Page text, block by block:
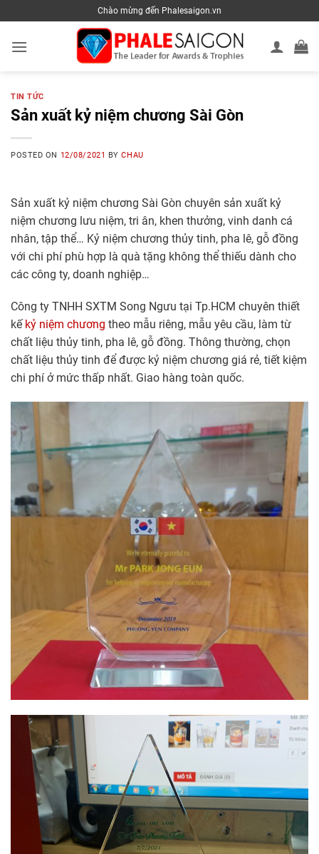
to
content
Chào mừng đến Phalesaigon.vn
TIN TỨC
Sản xuất kỷ niệm chương Sài Gòn
POSTED ON 12/08/2021 BYCHAU
Sản xuất kỷ niệm chương Sài Gòn chuyên sản xuất kỷ
niệm chương lưu niệm, tri ân, khen thưởng, vinh danh cá
nhân, tập thể… Kỷ niệm chương thủy tinh, pha lê, gỗ đồng
với chi phí phù hợp là quà tặng không thể thiếu dành cho
các công ty, doanh nghiệp…
Công ty TNHH SXTM Song Ngưu tại Tp.HCM chuyên thiết
kế kỷ niệm chương theo mẫu riêng, mẫu yêu cầu, làm từ
chất liệu thủy tinh, pha lê, gỗ đồng. Thông thường, chọn
chất liệu thủy tinh để được kỷ niệm chương giá rẻ, tiết kiệm
chi phí ở mức thấp nhất. Giao hàng toàn quốc.